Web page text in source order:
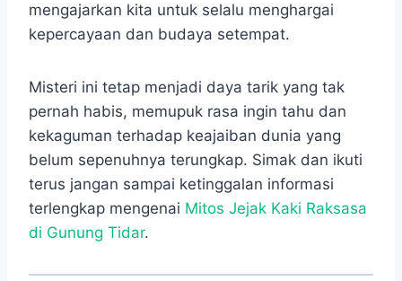
mengajarkan kita untuk selalu menghargai
kepercayaan dan budaya setempat.
Misteri ini tetap menjadi daya tarik yang tak
pernah habis, memupuk rasa ingin tahu dan
kekaguman terhadap keajaiban dunia yang
belum sepenuhnya terungkap. Simak dan ikuti
terus jangan sampai ketinggalan informasi
terlengkap mengenai Mitos Jejak Kaki Raksasa
di Gunung Tidar.